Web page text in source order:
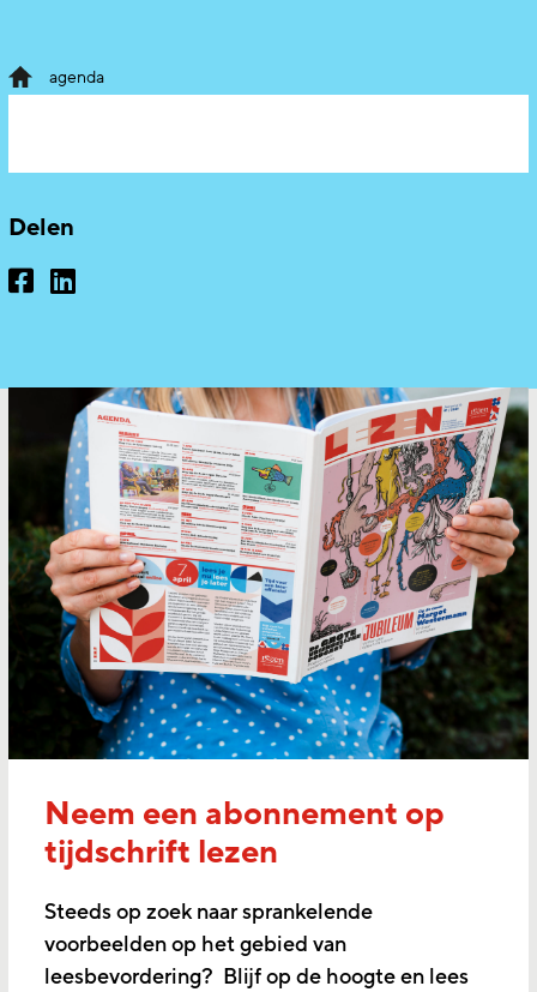
agenda
Delen
Neem een abonnement op
tijdschrift lezen
Steeds op zoek naar sprankelende
voorbeelden op het gebied van
leesbevordering? Blijf op de hoogte en lees